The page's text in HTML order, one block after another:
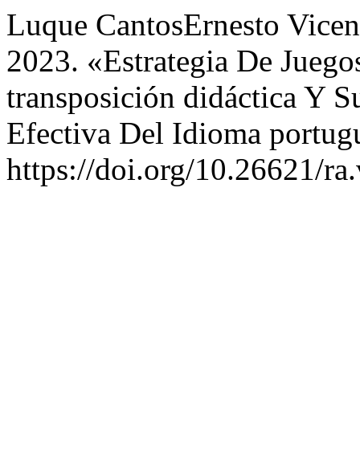
Luque CantosErnesto
2023. «Estrategia De
transposición didáctica Y
Efectiva Del Idioma
https://doi.org/10.26621/